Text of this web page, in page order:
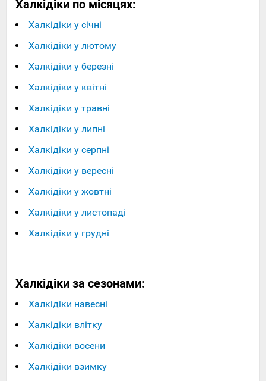
Халкідіки по місяцях:
Халкідіки у січні
Халкідіки у лютому
Халкідіки у березні
Халкідіки у квітні
Халкідіки у травні
Халкідіки у липні
Халкідіки у серпні
Халкідіки у вересні
Халкідіки у жовтні
Халкідіки у листопаді
Халкідіки у грудні
Халкідіки за сезонами:
Халкідіки навесні
Халкідіки влітку
Халкідіки восени
Халкідіки взимку